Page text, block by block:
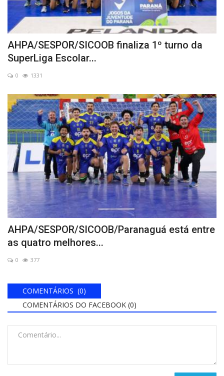
AHPA/SESPOR/SICOOB finaliza 1º turno da
SuperLiga Escolar...
0 1331
AHPA/SESPOR/SICOOB/Paranaguá está entre
as quatro melhores...
0 377
COMENTÁRIOS (0)
COMENTÁRIOS DO FACEBOOK (0)